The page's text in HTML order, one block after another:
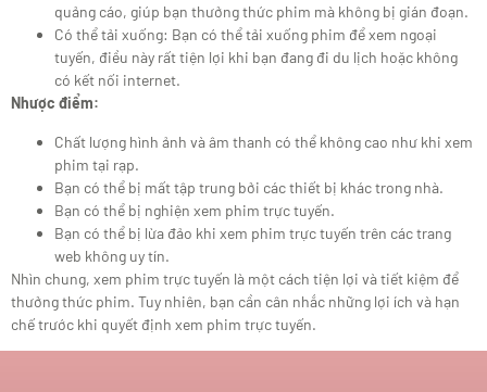
quảng cáo, giúp bạn thưởng thức phim mà không bị gián đoạn.
Có thể tải xuống: Bạn có thể tải xuống phim để xem ngoại
tuyến, điều này rất tiện lợi khi bạn đang đi du lịch hoặc không
có kết nối internet.
Nhược điểm:
Chất lượng hình ảnh và âm thanh có thể không cao như khi xem
phim tại rạp.
Bạn có thể bị mất tập trung bởi các thiết bị khác trong nhà.
Bạn có thể bị nghiện xem phim trực tuyến.
Bạn có thể bị lừa đảo khi xem phim trực tuyến trên các trang
web không uy tín.
Nhìn chung, xem phim trực tuyến là một cách tiện lợi và tiết kiệm để
thưởng thức phim. Tuy nhiên, bạn cần cân nhắc những lợi ích và hạn
chế trước khi quyết định xem phim trực tuyến.